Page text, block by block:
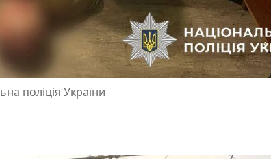
поліція України